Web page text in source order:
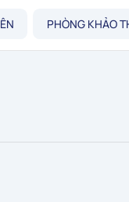
PHÒNG KHẢO